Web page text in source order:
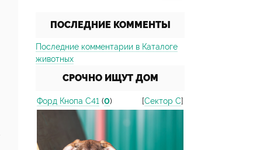
ПОСЛЕДНИЕ КОММЕНТЫ
Последние комментарии в Каталоге
животных
СРОЧНО ИЩУТ ДОМ
Форд Кнопа С41 (0) [Сектор С]